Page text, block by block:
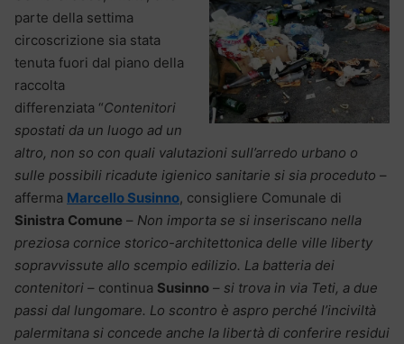
parte della settima
circoscrizione sia stata
tenuta fuori dal piano della
raccolta
differenziata “Contenitori
spostati da un luogo ad un
altro, non so con quali valutazioni sull’arredo urbano o
sulle possibili ricadute igienico sanitarie si sia proceduto –
afferma Marcello Susinno, consigliere Comunale di
Sinistra Comune – Non importa se si inseriscano nella
preziosa cornice storico-architettonica delle ville liberty
sopravvissute allo scempio edilizio. La batteria dei
contenitori – continua Susinno – si trova in via Teti, a due
passi dal lungomare. Lo scontro è aspro perché l’inciviltà
palermitana si concede anche la libertà di conferire residui